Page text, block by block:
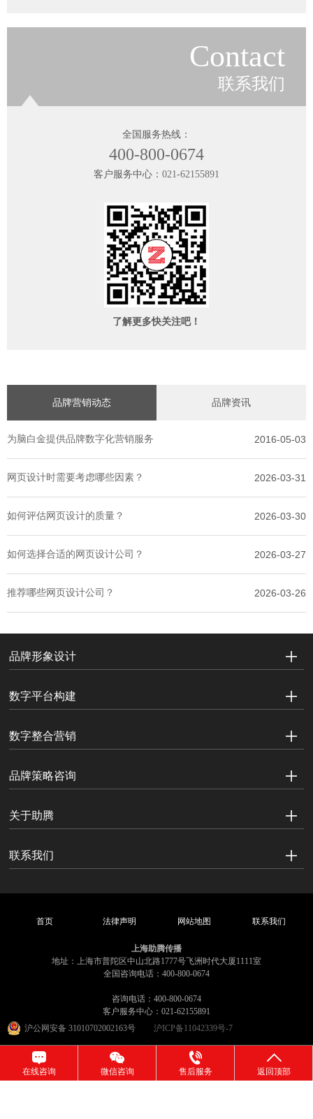
Contact
联系我们
全国服务热线：
400-800-0674
客户服务中心： 021-62155891
了解更多快关注吧！
品牌营销动态 品牌资讯
为脑白金提供品牌数字化营销服务 2016-05-03
网页设计时需要考虑哪些因素？ 2026-03-31
如何评估网页设计的质量？ 2026-03-30
如何选择合适的网页设计公司？ 2026-03-27
推荐哪些网页设计公司？ 2026-03-26
品牌形象设计
数字平台构建
数字整合营销
品牌策略咨询
关于助腾
联系我们
首页 法律声明 网站地图 联系我们
上海助腾传播
地址：上海市普陀区中山北路1777号飞洲时代大厦1111室
全国咨询电话：400-800-0674
咨询电话：400-800-0674
客户服务中心：021-62155891
沪公网安备 31010702002163号
沪ICP备11042339号-7
在线咨询 微信咨询 售后服务 返回顶部